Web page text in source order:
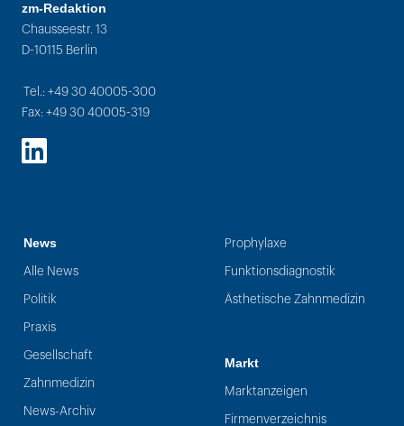
zm-Redaktion
Chausseestr. 13
D-10115 Berlin
Tel.: +49 30 40005-300
Fax: +49 30 40005-319
LinkedIn
News
Alle News
Politik
Praxis
Gesellschaft
Zahnmedizin
News-Archiv
Prophylaxe
Funktionsdiagnostik
Ästhetische Zahnmedizin
Markt
Marktanzeigen
Firmenverzeichnis